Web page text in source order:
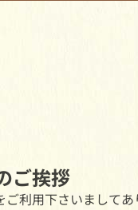
ご挨拶
利用下さいましてあ